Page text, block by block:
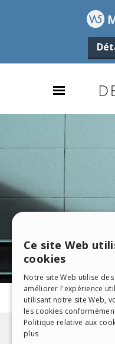
Ce site Web
cookies
Notre site Web utilise
améliorer l'expérience
utilisant notre site Web,
les cookies
Politique relative aux
plus